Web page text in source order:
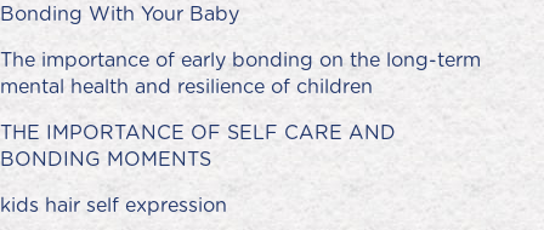
Bonding With Your Baby
The importance of early bonding on the long-term
mental health and resilience of children
THE IMPORTANCE OF SELF CARE AND
BONDING MOMENTS
kids hair self expression